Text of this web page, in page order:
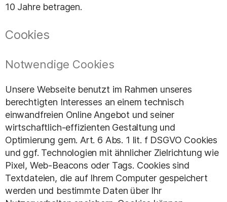
10 Jahre betragen.
Cookies
Notwendige Cookies
Unsere Webseite benutzt im Rahmen unseres
berechtigten Interesses an einem technisch
einwandfreien Online Angebot und seiner
wirtschaftlich-effizienten Gestaltung und
Optimierung gem. Art. 6 Abs. 1 lit. f DSGVO Cookies
und ggf. Technologien mit ähnlicher Zielrichtung wie
Pixel, Web-Beacons oder Tags. Cookies sind
Textdateien, die auf Ihrem Computer gespeichert
werden und bestimmte Daten über Ihr